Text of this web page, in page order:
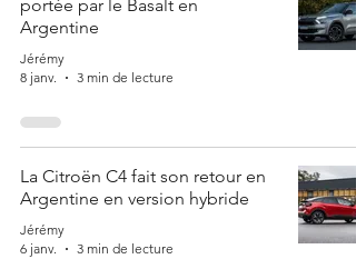
portée par le Basalt en
Argentine
Jérémy
8 janv.
3 min de lecture
La Citroën C4 fait son retour en
Argentine en version hybride
Jérémy
6 janv.
3 min de lecture